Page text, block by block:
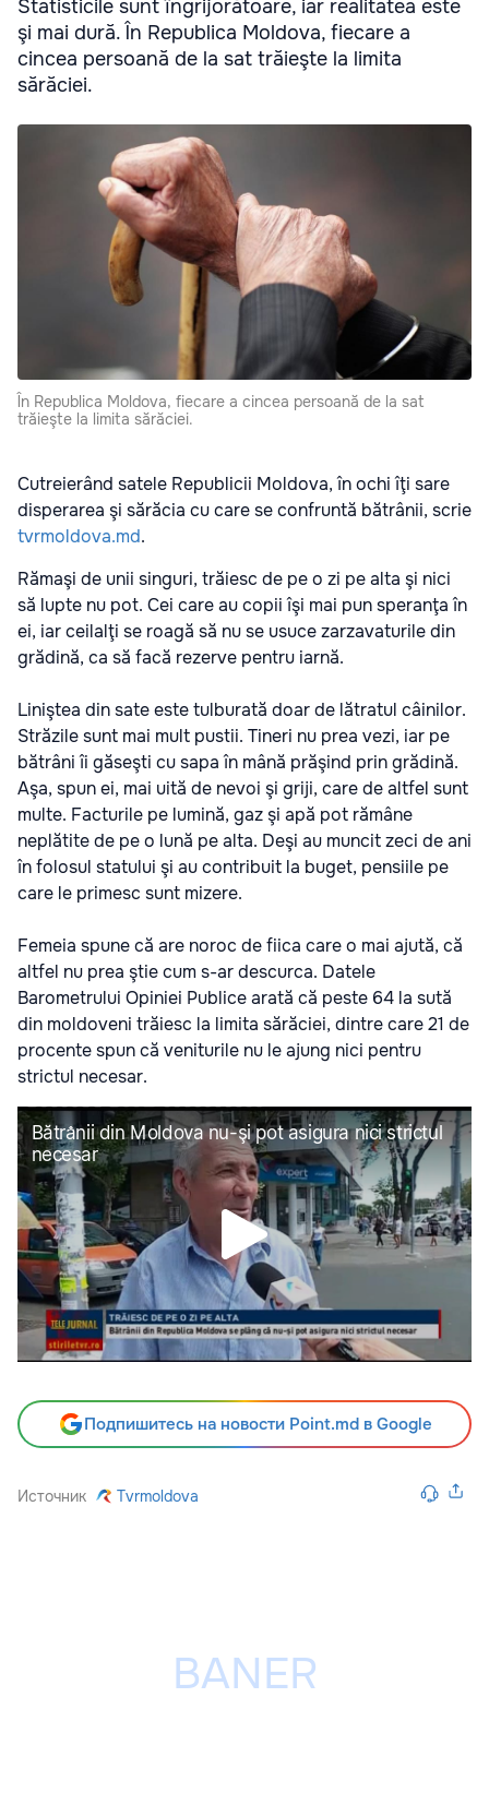
Statisticile sunt îngrijorătoare, iar realitatea este
şi mai dură. În Republica Moldova, fiecare a
cincea persoană de la sat trăieşte la limita
sărăciei.
În Republica Moldova, fiecare a cincea persoană de la sat
trăieşte la limita sărăciei.
Cutreierând satele Republicii Moldova, în ochi îţi sare
disperarea şi sărăcia cu care se confruntă bătrânii, scrie
tvrmoldova.md.
Rămaşi de unii singuri, trăiesc de pe o zi pe alta şi nici
să lupte nu pot. Cei care au copii îşi mai pun speranţa în
ei, iar ceilalţi se roagă să nu se usuce zarzavaturile din
grădină, ca să facă rezerve pentru iarnă.
Liniştea din sate este tulburată doar de lătratul câinilor.
Străzile sunt mai mult pustii. Tineri nu prea vezi, iar pe
bătrâni îi găseşti cu sapa în mână prăşind prin grădină.
Aşa, spun ei, mai uită de nevoi şi griji, care de altfel sunt
multe. Facturile pe lumină, gaz şi apă pot rămâne
neplătite de pe o lună pe alta. Deşi au muncit zeci de ani
în folosul statului şi au contribuit la buget, pensiile pe
care le primesc sunt mizere.
Femeia spune că are noroc de fiica care o mai ajută, că
altfel nu prea ştie cum s-ar descurca. Datele
Barometrului Opiniei Publice arată că peste 64 la sută
din moldoveni trăiesc la limita sărăciei, dintre care 21 de
procente spun că veniturile nu le ajung nici pentru
strictul necesar.
Подпишитесь на новости Point.md в Google
Источник Tvrmoldova